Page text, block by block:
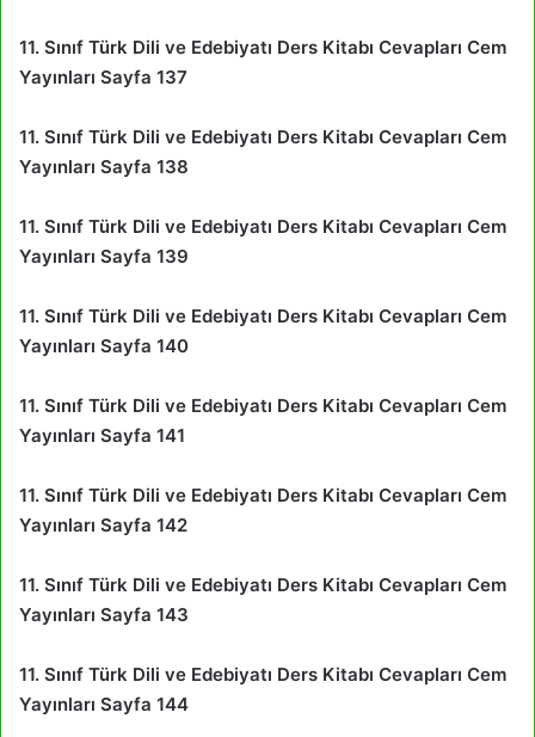
11. Sınıf Türk Dili ve Edebiyatı Ders Kitabı Cevapları Cem
Yayınları Sayfa 137
11. Sınıf Türk Dili ve Edebiyatı Ders Kitabı Cevapları Cem
Yayınları Sayfa 138
11. Sınıf Türk Dili ve Edebiyatı Ders Kitabı Cevapları Cem
Yayınları Sayfa 139
11. Sınıf Türk Dili ve Edebiyatı Ders Kitabı Cevapları Cem
Yayınları Sayfa 140
11. Sınıf Türk Dili ve Edebiyatı Ders Kitabı Cevapları Cem
Yayınları Sayfa 141
11. Sınıf Türk Dili ve Edebiyatı Ders Kitabı Cevapları Cem
Yayınları Sayfa 142
11. Sınıf Türk Dili ve Edebiyatı Ders Kitabı Cevapları Cem
Yayınları Sayfa 143
11. Sınıf Türk Dili ve Edebiyatı Ders Kitabı Cevapları Cem
Yayınları Sayfa 144